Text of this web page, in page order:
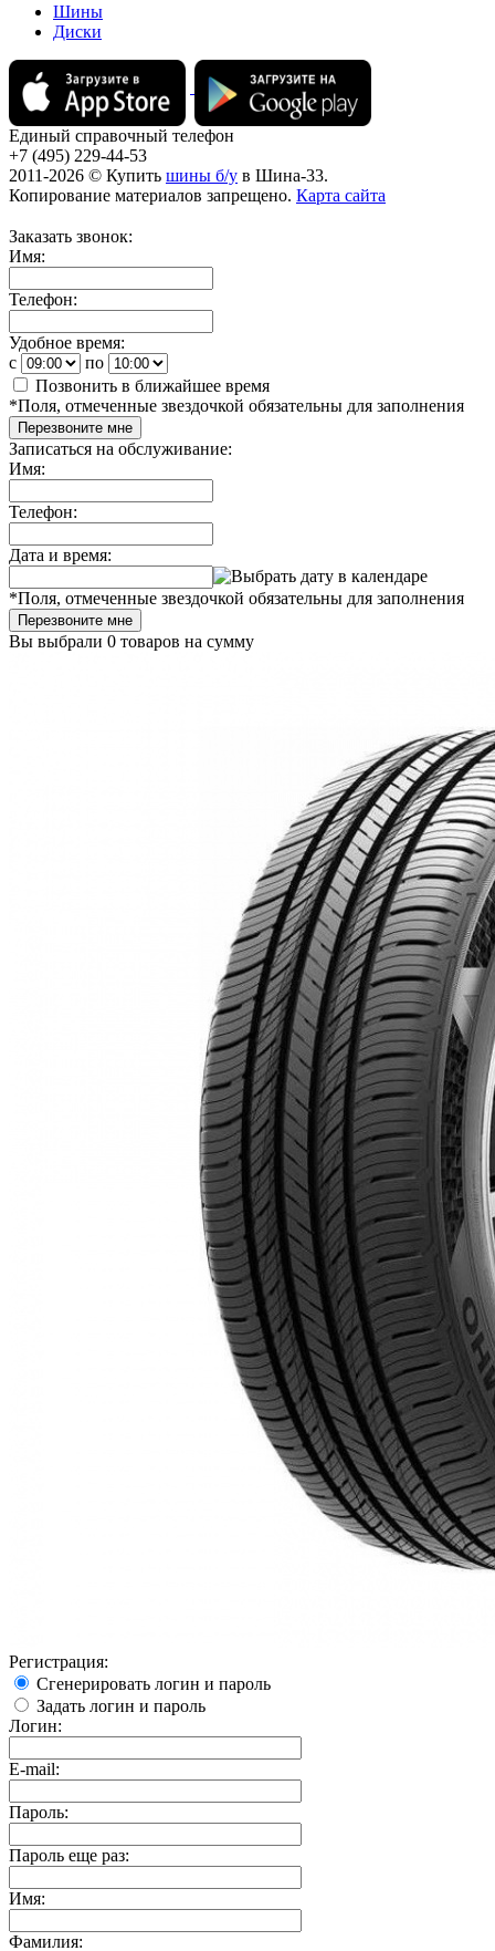
Шины
Диски
Единый справочный телефон
+7 (495) 229-44-53
2011-2026 © Купить шины б/у в Шина-33.
Копирование материалов запрещено. Карта сайта
Заказать звонок:
Имя:
Телефон:
Удобное время:
c
по
Позвонить в ближайшее время
*Поля, отмеченные звездочкой обязательны для заполнения
Перезвоните мне
Записаться на обслуживание:
Имя:
Телефон:
Дата и время:
*Поля, отмеченные звездочкой обязательны для заполнения
Перезвоните мне
Вы выбрали 0 товаров на сумму
Регистрация:
Сгенерировать логин и пароль
Задать логин и пароль
Логин:
E-mail:
Пароль:
Пароль еще раз:
Имя:
Фамилия: